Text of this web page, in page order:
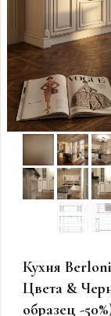
Кухня
Цвета &
образец -